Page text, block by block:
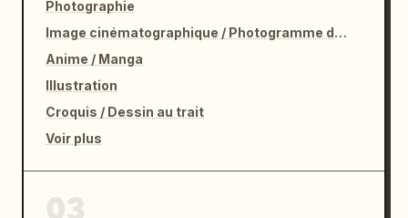
Photographie
Image cinématographique / Photogramme de film
Anime / Manga
Illustration
Croquis / Dessin au trait
Voir plus